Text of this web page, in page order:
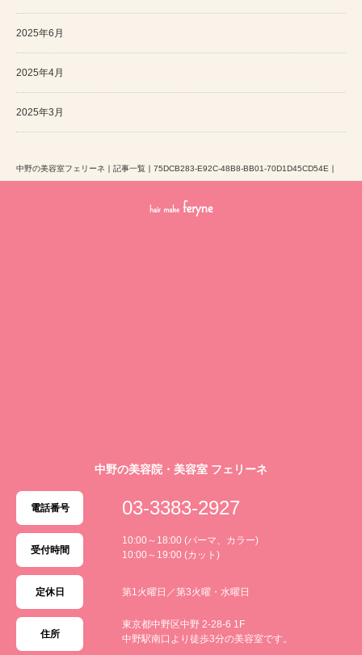
2025年6月
2025年4月
2025年3月
中野の美容室フェリーネ ｜ 記事一覧 ｜ 75DCB283-E92C-48B8-BB01-70D1D45CD54E ｜
中野の美容院・美容室 フェリーネ
電話番号 03-3383-2927
受付時間
10:00～18:00 (パーマ、カラー)
10:00～19:00 (カット)
定休日 第1火曜日／第3火曜・水曜日
住所
東京都中野区中野 2-28-6 1F
中野駅南口より徒歩3分の美容室です。